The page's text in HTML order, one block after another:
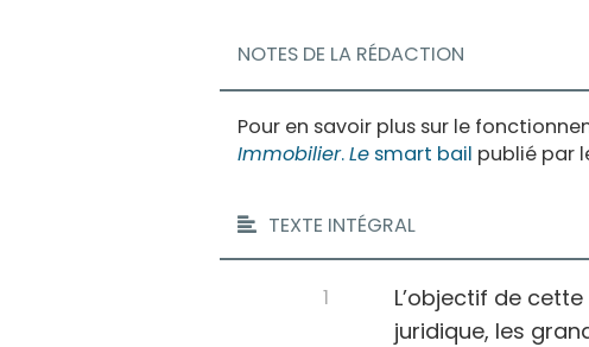
NOTES DE LA RÉDACTION
Pour en savoir plus sur le
Immobilier.Lesmart bail publié par
TEXTE INTÉGRAL
L’objectif de
juridique, les